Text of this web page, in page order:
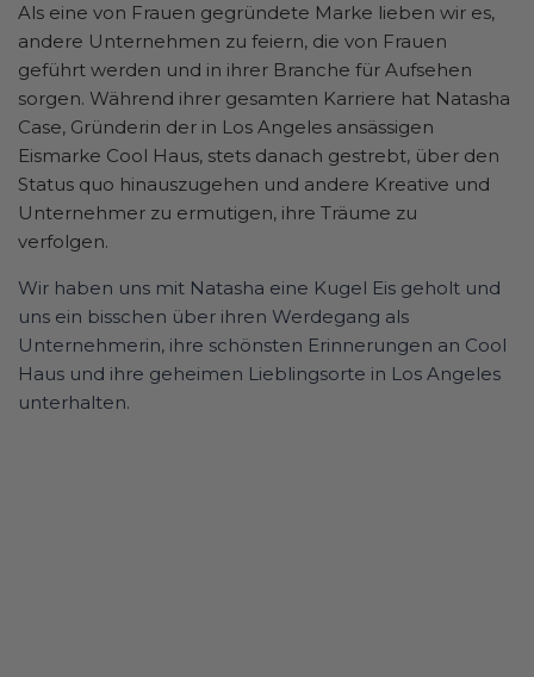
Als eine von Frauen gegründete Marke lieben wir es,
andere Unternehmen zu feiern, die von Frauen
geführt werden und in ihrer Branche für Aufsehen
sorgen. Während ihrer gesamten Karriere hat Natasha
Case, Gründerin der in Los Angeles ansässigen
Eismarke Cool Haus, stets danach gestrebt, über den
Status quo hinauszugehen und andere Kreative und
Unternehmer zu ermutigen, ihre Träume zu
verfolgen.
Wir haben uns mit Natasha eine Kugel Eis geholt und
uns ein bisschen über ihren Werdegang als
Unternehmerin, ihre schönsten Erinnerungen an Cool
Haus und ihre geheimen Lieblingsorte in Los Angeles
unterhalten.